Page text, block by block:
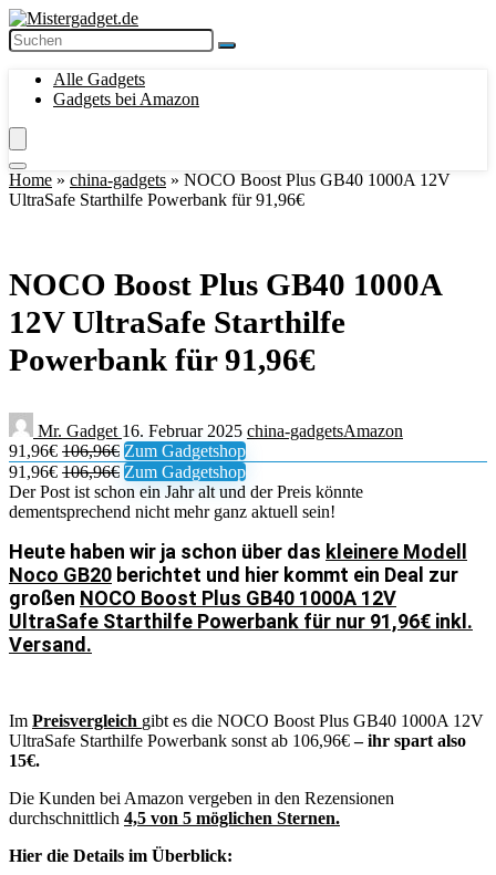
Alle Gadgets
Gadgets bei Amazon
Home » china-gadgets » NOCO Boost Plus GB40 1000A 12V
UltraSafe Starthilfe Powerbank für 91,96€
NOCO Boost Plus GB40 1000A
12V UltraSafe Starthilfe
Powerbank für 91,96€
Mr. Gadget 16. Februar 2025 china-gadgetsAmazon
91,96€ 106,96€ Zum Gadgetshop
91,96€ 106,96€ Zum Gadgetshop
Der Post ist schon ein Jahr alt und der Preis könnte
dementsprechend nicht mehr ganz aktuell sein!
Heute haben wir ja schon über das kleinere Modell
Noco GB20 berichtet und hier kommt ein Deal zur
großen NOCO Boost Plus GB40 1000A 12V
UltraSafe Starthilfe Powerbank für nur 91,96€ inkl.
Versand.
Im Preisvergleich gibt es die NOCO Boost Plus GB40 1000A 12V
UltraSafe Starthilfe Powerbank sonst ab 106,96€– ihr spart also
15€.
Die Kunden bei Amazon vergeben in den Rezensionen
durchschnittlich 4,5 von 5 möglichen Sternen.
Hier die Details im Überblick: